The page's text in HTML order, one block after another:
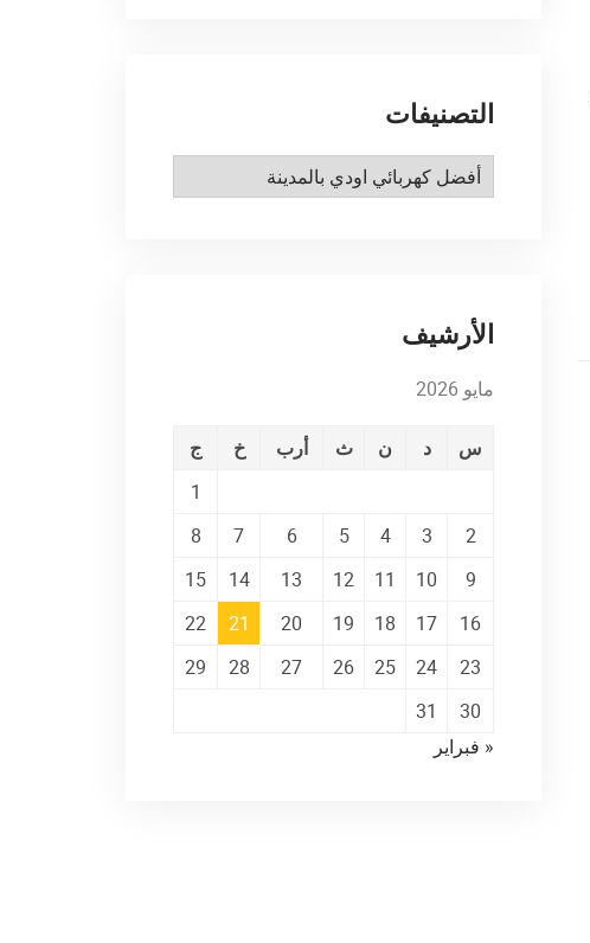
التصنيفات
التصنيفات
الأرشيف
مايو 2026
س د ن ث أرب خ
ج
1
2
3
4
5
6
7
8
9
10
11
12
13
14
15
16
17
18
19
20
21
22
23
24
25
26
27
28
29
30
31
« فبراير